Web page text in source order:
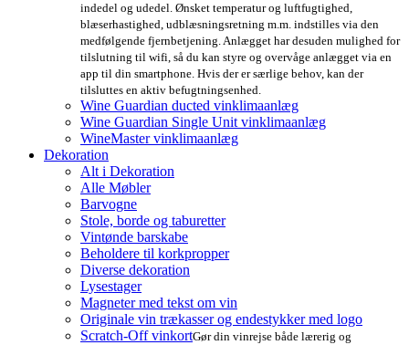
indedel og udedel. Ønsket temperatur og luftfugtighed,
blæserhastighed, udblæsningsretning m.m. indstilles via den
medfølgende fjernbetjening. Anlægget har desuden mulighed for
tilslutning til wifi, så du kan styre og overvåge anlægget via en
app til din smartphone. Hvis der er særlige behov, kan der
tilsluttes en aktiv befugtningsenhed.
Wine Guardian ducted vinklimaanlæg
Wine Guardian Single Unit vinklimaanlæg
WineMaster vinklimaanlæg
Dekoration
Alt i Dekoration
Alle Møbler
Barvogne
Stole, borde og taburetter
Vintønde barskabe
Beholdere til korkpropper
Diverse dekoration
Lysestager
Magneter med tekst om vin
Originale vin trækasser og endestykker med logo
Scratch-Off vinkortGør din vinrejse både lærerig og